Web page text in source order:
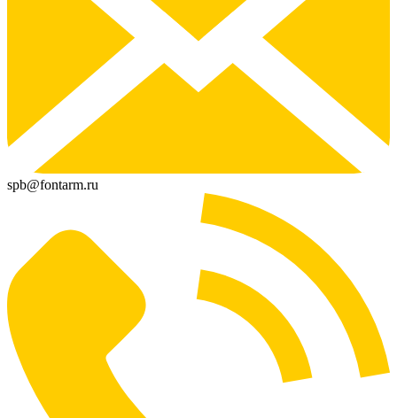
spb@fontarm.ru